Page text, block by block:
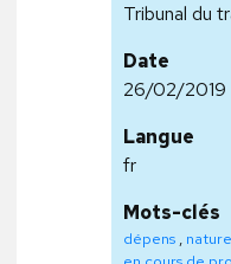
Tribunal du
Date
26/02/2019
Langue
fr
Mots-clés
dépens ,